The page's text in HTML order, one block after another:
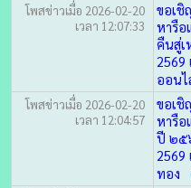
โพสข่าวเมื่อ 2026-02-20
เวลา 12:07:33
ขอเชิ
หารือ
คืนสู่เ
2569
ออน
โพสข่าวเมื่อ 2026-02-20
เวลา 12:04:57
ขอเชิ
หารือ
ปี ๒๕
2569
ทอง